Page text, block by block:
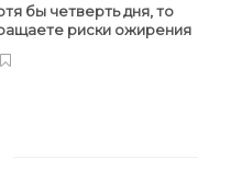
бы четверть дня, то
риски ожирения